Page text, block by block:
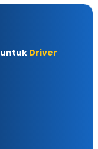
untuk Driver